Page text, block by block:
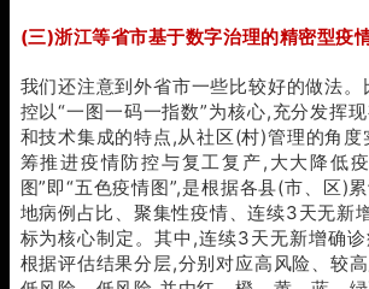
(三)浙江等省市基于数字治理的精密型疫
我们还注意到外省市一些比较好的做法
控以“一图一码一指数”为核心,充分发挥
和技术集成的特点,从社区(村)管理的角
筹推进疫情防控与复工复产,大大降低
图”即“五色疫情图”,是根据各县(市、区)
地病例占比、聚集性疫情、连续3天无新
标为核心制定。其中,连续3天无新增确诊
根据评估结果分层,分别对应高风险、较